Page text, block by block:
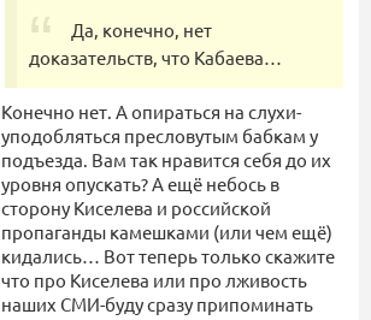
Да, конечно, нет
доказательств, что Кабаева…
Конечно нет. А опираться на слухи-
уподобляться пресловутым бабкам у
подъезда. Вам так нравится себя до их
уровня опускать? А ещё небось в
сторону Киселева и российской
пропаганды камешками (или чем ещё)
кидались… Вот теперь только скажите
что про Киселева или про лживость
наших СМИ-буду сразу припоминать